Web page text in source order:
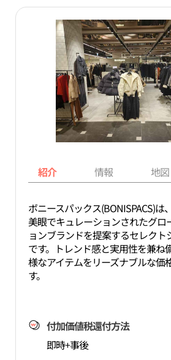
紹介 情報 地図
ボニースパックス(BONISPACS)
美眼でキュレーションされたグロ
ョンブランドを提案するセレクト
です。トレンド感と実用性を兼ね
様なアイテムをリーズナブルな価
す。
付加価値税還付方法
即時+事後